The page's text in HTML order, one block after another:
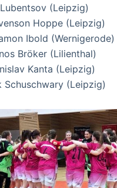
(Leipzig)
Hoppe (Leipzig)
Ibold (Wernigerode)
Bröker (Lilienthal)
Kanta (Leipzig)
Schuschwary (Leipzig)